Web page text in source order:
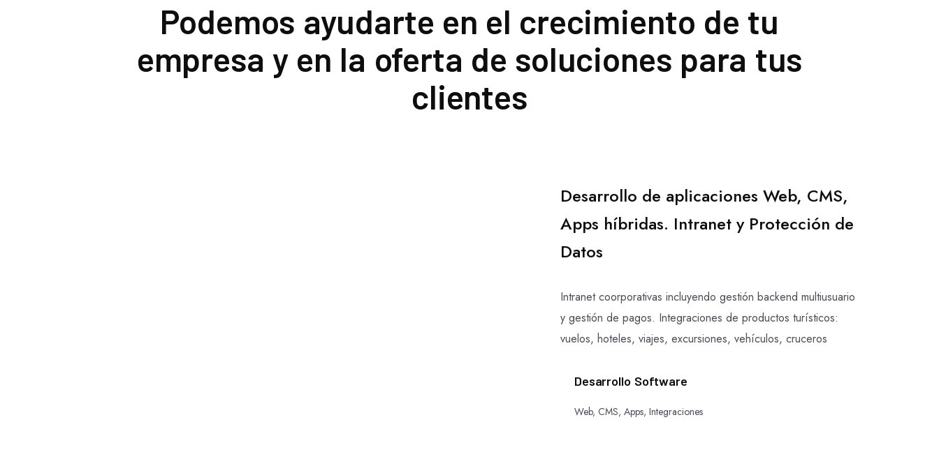
Podemos ayudarte en el crecimiento de tu
empresa y en la oferta de soluciones para tus
clientes
Desarrollo de aplicaciones Web, CMS,
Apps híbridas. Intranet y Protección de
Datos
Intranet coorporativas incluyendo gestión backend multiusuario
y gestión de pagos. Integraciones de productos turísticos:
vuelos, hoteles, viajes, excursiones, vehículos, cruceros
Desarrollo Software
Web, CMS, Apps, Integraciones